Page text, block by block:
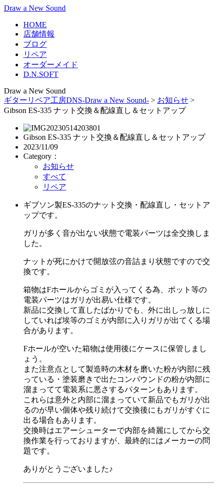
Draw a New Sound
HOME
店舗情報
ブログ
リペア
オーダーメイド
D.N.SOFT
Draw a New Sound
ギターリペア工房DNS-Draw a New Sound- > お知らせ >
Gibson ES-335 ナット交換＆配線直し＆セットアップ
Gibson ES-335 ナット交換＆配線直し＆セットアップ
2023/11/09
Category：
お知らせ
すべて
リペア
ギブソン製ES-335のナット交換・配線直し・セットア
ップです。
ガリが多く音が出ない状態で電装パーツは全交換しま
した。
ナットが死にかけで開放弦の音詰まり状態ですので交
換です。
箱物はFホールからゴミが入ってくる為、ポット等の
電装パーツはガリが出易い仕様です。
新品に交換して直したばかりでも、外に出しっ放しに
していれば埃等のゴミが内部に入りガリが出てくる場
合があります。
Fホールが空いた箱物は使用後にケースに保管しまし
ょう。
また注意点として製造時の木材を磨いた粉が内部に残
っている・塗装磨きで出たコンパウンドの粉が内部に
溜まってて電装系に悪さするパターンもあります。
これらは意外と内部に溜まっていて新品でもガリが出
るのが早い個体や残り続けて交換後にもガリがすぐに
出る場合もあります。
交換時はエアーシューターで内部を綺麗にしてから交
換作業を行っておりますが、最終的にはメーカーの問
題です。
ありがとうございました♪